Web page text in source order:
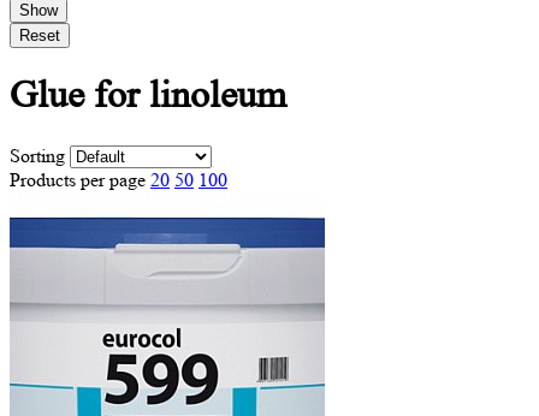
Show
Reset
Glue for linoleum
Sorting
Products per page 20 50 100